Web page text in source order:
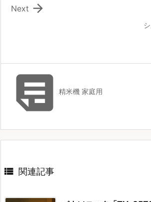

Next
精米機 家庭用
 関連記事